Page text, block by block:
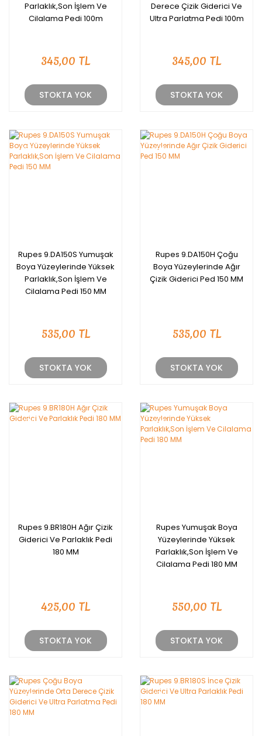
Parlaklık,Son İşlem Ve
Cilalama Pedi 100m
345,00 TL
STOKTA YOK
Derece Çizik Giderici Ve
Ultra Parlatma Pedi 100m
345,00 TL
STOKTA YOK
YENİ
Rupes 9.DA150S Yumuşak
Boya Yüzeylerinde Yüksek
Parlaklık,Son İşlem Ve
Cilalama Pedi 150 MM
535,00 TL
STOKTA YOK
YENİ
Rupes 9.DA150H Çoğu
Boya Yüzeylerinde Ağır
Çizik Giderici Ped 150 MM
535,00 TL
STOKTA YOK
YENİ
Rupes 9.BR180H Ağır Çizik
Giderici Ve Parlaklık Pedi
180 MM
425,00 TL
STOKTA YOK
YENİ
Rupes Yumuşak Boya
Yüzeylerinde Yüksek
Parlaklık,Son İşlem Ve
Cilalama Pedi 180 MM
550,00 TL
STOKTA YOK
YENİ YENİ